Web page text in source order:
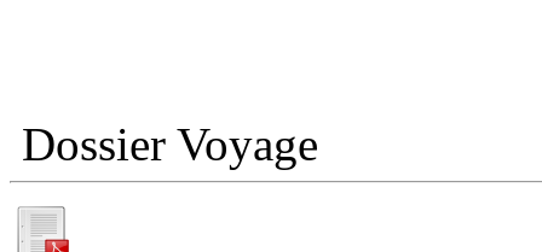
Dossier Voyage